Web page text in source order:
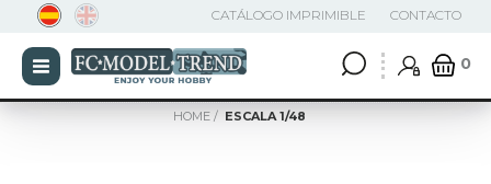
0
CATÁLOGO IMPRIMIBLE CONTACTO
HOME ESCALA 1/48